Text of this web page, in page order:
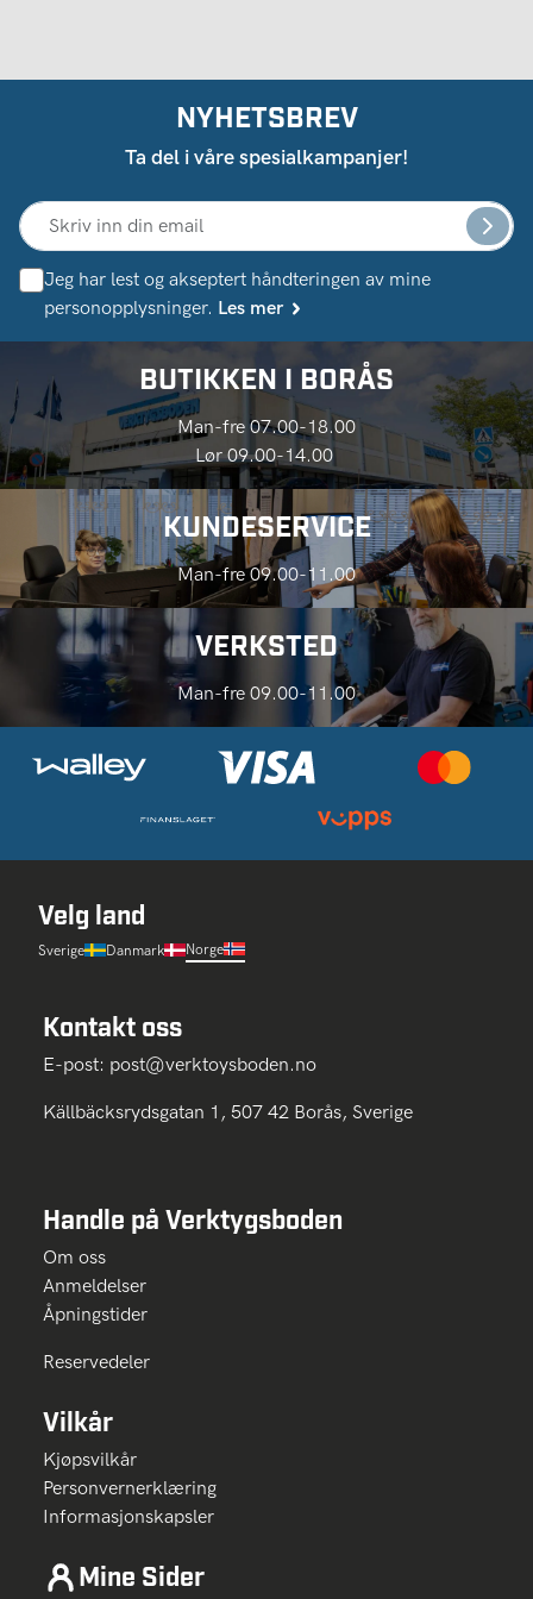
NYHETSBREV
Ta del i våre spesialkampanjer!
Jeg har lest og akseptert håndteringen av mine
personopplysninger. Les mer
BUTIKKEN I BORÅS
Man-fre 07.00-18.00
Lør 09.00-14.00
KUNDESERVICE
Man-fre 09.00-11.00
VERKSTED
Man-fre 09.00-11.00
Velg land
Sverige Danmark Norge
Kontakt oss
E-post: post@verktoysboden.no
Källbäcksrydsgatan 1, 507 42 Borås, Sverige
Handle på Verktygsboden
Om oss
Anmeldelser
Åpningstider
Reservedeler
Vilkår
Kjøpsvilkår
Personvernerklæring
Informasjonskapsler
Mine Sider